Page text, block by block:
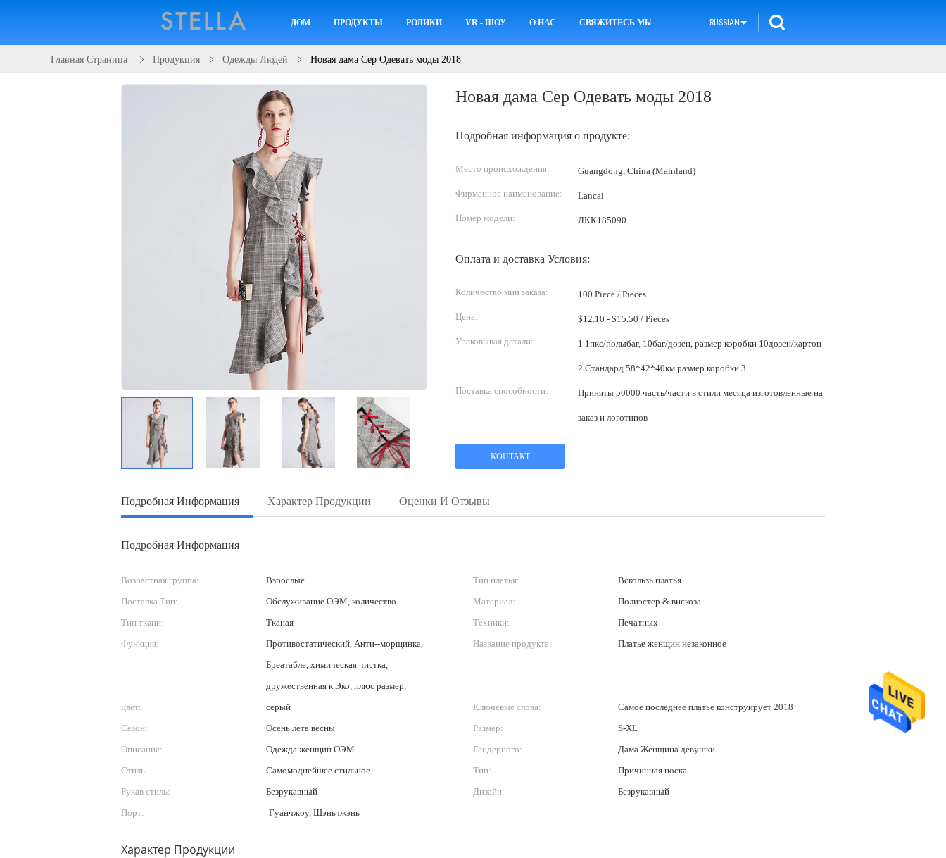
ДОМ ПРОДУКТЫ РОЛИКИ VR - ШОУ О НАС СВЯЖИТЕСЬ МЫ RUSSIAN
Главная Страница Продукция Одежды Людей Новая дама Сер Одевать моды 2018
Новая дама Сер Одевать моды 2018
Подробная информация о продукте:
Место происхождения: Guangdong, China (Mainland)
Фирменное наименование: Lancai
Номер модели: ЛКК185090
Оплата и доставка Условия:
Количество мин заказа: 100 Piece / Pieces
Цена: $12.10 - $15.50 / Pieces
Упаковывая детали: 1.1пкс/полыбаг, 10баг/дозен, размер коробки 10дозен/картон
2.Стандард 58*42*40км размер коробки 3
Поставка способности: Приняты 50000 часть/части в стили месяца изготовленные на
заказ и логотипов
КОНТАКТ
Подробная Информация Характер Продукции Оценки И Отзывы
Подробная Информация
Возрастная группа: Взрослые Тип платья:
Вскользь платья
Поставка Тип:
Обслуживание ОЭМ, количество Материал:
Полиэстер & вискоза
Тип ткани:
Тканая Техники:
Печатных
Функция:
Противостатический, Анти--морщинка,
Бреатабле, химическая чистка,
дружественная к Эко, плюс размер,
Название продукта: Платье женщин незаконное
цвет: серый Ключевые слова:
Самое последнее платье конструирует 2018
Сезон:
Осень лета весны Размер:
S-XL
Описание:
Одежда женщин ОЭМ Гендерного:
Дама Женщина девушки
Стиль:
Самомоднейшее стильное Тип:
Причинная носка
Рукав стиль:
Безрукавный Дизайн:
Безрукавный
Порт:
Гуанчжоу, Шэньчжэнь
Характер Продукции